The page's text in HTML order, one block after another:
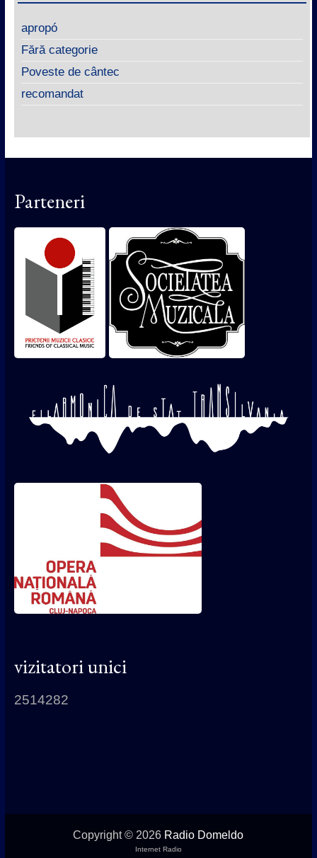
apropó
Fără categorie
Poveste de cântec
recomandat
Parteneri
vizitatori unici
2514282
Copyright © 2026 Radio Domeldo
Internet Radio